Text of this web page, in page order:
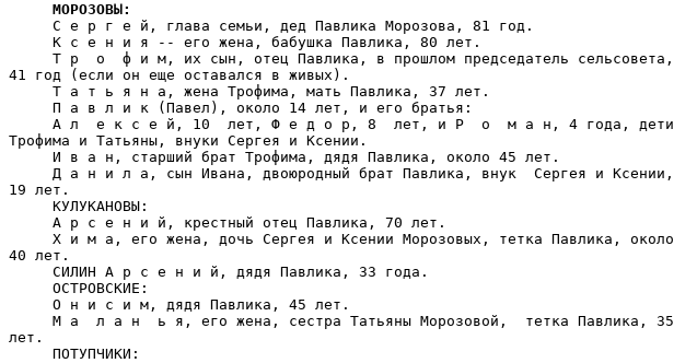
МОРОЗОВЫ:
     С е р г е й, глава семьи, дед Павлика Морозова, 81 год.
     К с е н и я -- его жена, бабушка Павлика, 80 лет.
     Т р  о  ф и м, их сын, отец Павлика, в прошлом председатель сельсовета,
41 год (если он еще оставался в живых).
     Т а т ь я н а, жена Трофима, мать Павлика, 37 лет.
     П а в л и к (Павел), около 14 лет, и его братья:
     А л  е к с е й, 10  лет, Ф е д о р, 8  лет, и Р  о  м а н, 4 года, дети
Трофима и Татьяны, внуки Сергея и Ксении.
     И в а н, старший брат Трофима, дядя Павлика, около 45 лет.
     Д а н и л а, сын Ивана, двоюродный брат Павлика, внук  Сергея и Ксении,
19 лет.
     КУЛУКАНОВЫ:
     А р с е н и й, крестный отец Павлика, 70 лет.
     Х и м а, его жена, дочь Сергея и Ксении Морозовых, тетка Павлика, около
40 лет.
     СИЛИН А р с е н и й, дядя Павлика, 33 года.
     ОСТРОВСКИЕ:
     О н и с и м, дядя Павлика, 45 лет.
     М а  л а н  ь я, его жена, сестра Татьяны Морозовой,  тетка Павлика, 35
лет.
     ПОТУПЧИКИ: